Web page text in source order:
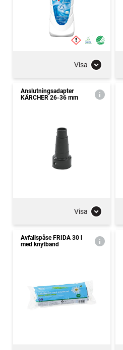
Visa
Anslutningsadapter
KÄRCHER 26-36 mm
Visa
Avfallspåse FRIDA 30 l
med knytband